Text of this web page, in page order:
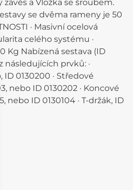
závěs a Vložka se šroubem.
se dvěma rameny je 50
· Masivní ocelová
celého systému ·
Kg Nabízená sestava (ID
následujících prvků: ·
0130200 · Středové
nebo ID 0130202 · Koncové
nebo ID 0130104 · T-držák, ID